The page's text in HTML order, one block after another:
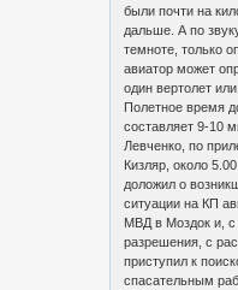
были почти на
дальше. А по
темноте, только
авиатор может
один вертолет или
Полетное время
составляет 9-10
Левченко, по
Кизляр, около 5.00
доложил о
ситуации на КП
МВД в Моздок и, с
разрешения, с
приступил к
спасательным